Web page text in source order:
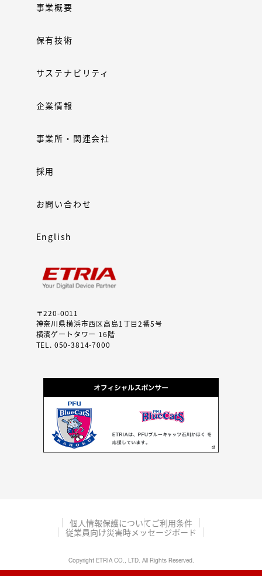
〒220-0011
神奈川県横浜市西区高島1丁目2番5号
横濱ゲートタワー 16階
TEL. 050-3814-7000
事業概要
保有技術
サステナビリティ
企業情報
事業所・関連会社
採用
お問い合わせ
English
個人情報保護についてご利用条件
従業員向け災害時メッセージボード
Copyright ETRIA CO., LTD. All Rights Reserved.